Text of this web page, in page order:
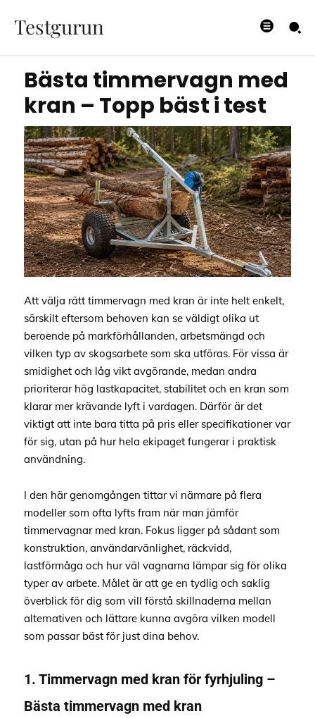
Testgurun
24/06/2026
Bästa timmervagn med
kran – Topp bäst i test
Att välja rätt timmervagn med kran är inte helt enkelt,
särskilt eftersom behoven kan se väldigt olika ut
beroende på markförhållanden, arbetsmängd och
vilken typ av skogsarbete som ska utföras. För vissa är
smidighet och låg vikt avgörande, medan andra
prioriterar hög lastkapacitet, stabilitet och en kran som
klarar mer krävande lyft i vardagen. Därför är det
viktigt att inte bara titta på pris eller specifikationer var
för sig, utan på hur hela ekipaget fungerar i praktisk
användning.
I den här genomgången tittar vi närmare på flera
modeller som ofta lyfts fram när man jämför
timmervagnar med kran. Fokus ligger på sådant som
konstruktion, användarvänlighet, räckvidd,
lastförmåga och hur väl vagnarna lämpar sig för olika
typer av arbete. Målet är att ge en tydlig och saklig
överblick för dig som vill förstå skillnaderna mellan
alternativen och lättare kunna avgöra vilken modell
som passar bäst för just dina behov.
1. Timmervagn med kran för fyrhjuling –
Bästa timmervagn med kran